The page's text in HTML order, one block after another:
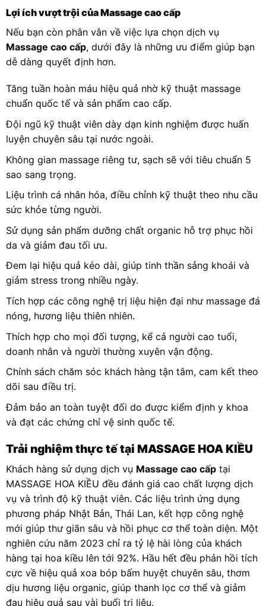
Lợi ích vượt trội của Massage cao cấp
Nếu bạn còn phân vân về việc lựa chọn dịch vụ
Massage cao cấp, dưới đây là những ưu điểm giúp bạn
dễ dàng quyết định hơn.
Tăng tuần hoàn máu hiệu quả nhờ kỹ thuật massage
chuẩn quốc tế và sản phẩm cao cấp.
Đội ngũ kỹ thuật viên dày dạn kinh nghiệm được huấn
luyện chuyên sâu tại nước ngoài.
Không gian massage riêng tư, sạch sẽ với tiêu chuẩn 5
sao sang trọng.
Liệu trình cá nhân hóa, điều chỉnh kỹ thuật theo nhu cầu
sức khỏe từng người.
Sử dụng sản phẩm dưỡng chất organic hỗ trợ phục hồi
da và giảm đau tối ưu.
Đem lại hiệu quả kéo dài, giúp tinh thần sảng khoái và
giảm stress trong nhiều ngày.
Tích hợp các công nghệ trị liệu hiện đại như massage đá
nóng, hương liệu thiên nhiên.
Thích hợp cho mọi đối tượng, kể cả người cao tuổi,
doanh nhân và người thường xuyên vận động.
Chính sách chăm sóc khách hàng tận tâm, cam kết theo
dõi sau điều trị.
Đảm bảo an toàn tuyệt đối do được kiểm định y khoa
và đạt các chứng chỉ vệ sinh quốc tế.
Trải nghiệm thực tế tại MASSAGE HOA KIỀU
Khách hàng sử dụng dịch vụ Massage cao cấp tại
MASSAGE HOA KIỀU đều đánh giá cao chất lượng dịch
vụ và trình độ kỹ thuật viên. Các liệu trình ứng dụng
phương pháp Nhật Bản, Thái Lan, kết hợp công nghệ
mới giúp thư giãn sâu và hồi phục cơ thể toàn diện. Một
nghiên cứu năm 2023 chỉ ra tỷ lệ hài lòng của khách
hàng tại hoa kiều lên tới 92%. Hầu hết đều phản hồi tích
cực về hiệu quả xoa bóp bấm huyệt chuyên sâu, thơm
dịu hương liệu organic, giúp thanh lọc cơ thể và giảm
đau hiệu quả sau vài buổi trị liệu.